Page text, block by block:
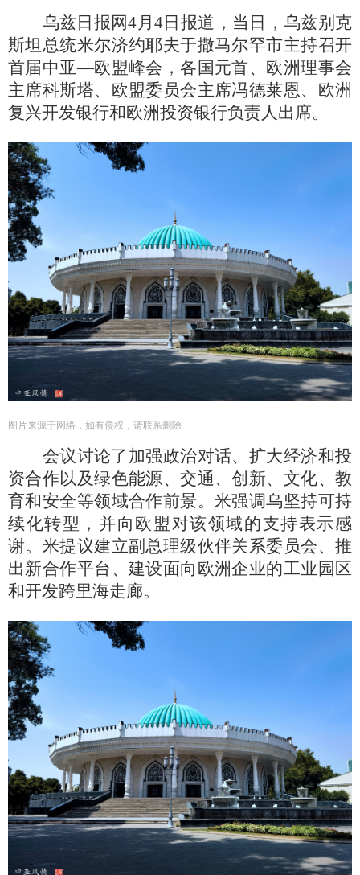
乌兹日报网4月4日报道，当日，乌兹别克
斯坦总统米尔济约耶夫于撒马尔罕市主持召开
首届中亚―欧盟峰会，各国元首、欧洲理事会
主席科斯塔、欧盟委员会主席冯德莱恩、欧洲
复兴开发银行和欧洲投资银行负责人出席。
图片来源于网络，如有侵权，请联系删除
会议讨论了加强政治对话、扩大经济和投
资合作以及绿色能源、交通、创新、文化、教
育和安全等领域合作前景。米强调乌坚持可持
续化转型，并向欧盟对该领域的支持表示感
谢。米提议建立副总理级伙伴关系委员会、推
出新合作平台、建设面向欧洲企业的工业园区
和开发跨里海走廊。